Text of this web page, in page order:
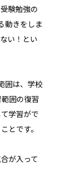
験勉強の
動きをしま
い！とい
囲は、学校
囲の復習
学習がで
とです。
が入って